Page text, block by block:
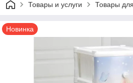
Товары и услуги Товары
Новинка